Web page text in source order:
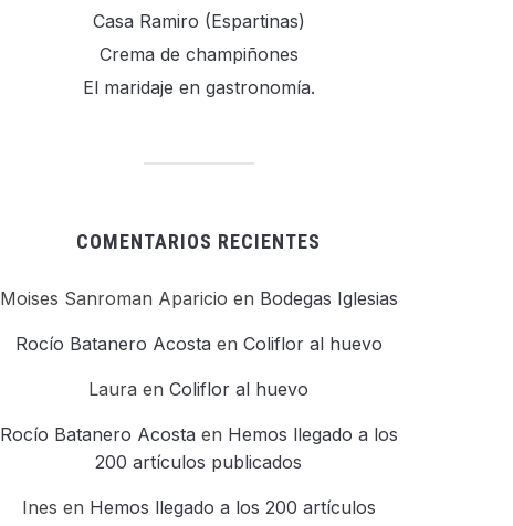
Casa Ramiro (Espartinas)
Crema de champiñones
El maridaje en gastronomía.
COMENTARIOS RECIENTES
Moises Sanroman Aparicio en Bodegas Iglesias
Rocío Batanero Acosta en Coliflor al huevo
Laura en Coliflor al huevo
Rocío Batanero Acosta en Hemos llegado a los
200 artículos publicados
Ines en Hemos llegado a los 200 artículos